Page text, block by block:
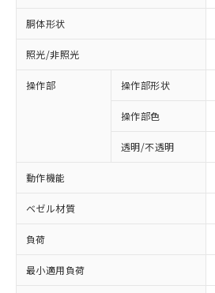
胴体形状
照光/非照光
操作部 操作部形状
操作部色
透明/不透明
動作機能
ベゼル材質
負荷
最小適用負荷